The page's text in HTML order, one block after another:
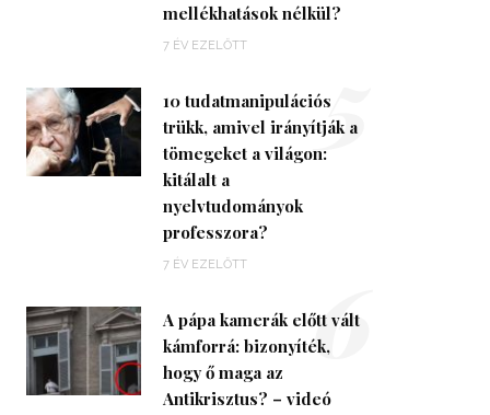
mellékhatások nélkül?
7 ÉV EZELŐTT
10 tudatmanipulációs
trükk, amivel irányítják a
tömegeket a világon:
kitálalt a
nyelvtudományok
professzora?
7 ÉV EZELŐTT
5
A pápa kamerák előtt vált
kámforrá: bizonyíték,
hogy ő maga az
Antikrisztus? – videó
6